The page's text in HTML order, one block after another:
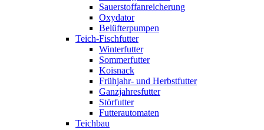
Sauerstoffanreicherung
Oxydator
Belüfterpumpen
Teich-Fischfutter
Winterfutter
Sommerfutter
Koisnack
Frühjahr- und Herbstfutter
Ganzjahresfutter
Störfutter
Futterautomaten
Teichbau